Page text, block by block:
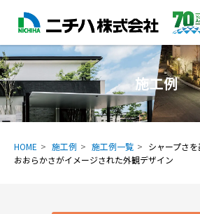
施工例
HOME 施工例 施工例一覧
シャープさ
おおらかさがイメージされた外観デザイン